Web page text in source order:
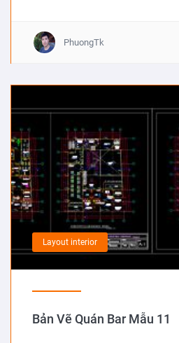
PhuongTk
Layout interior
Bản Vẽ Quán Bar Mẫu 11